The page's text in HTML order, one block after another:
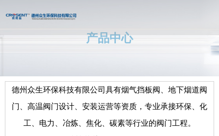
产品中心
您的位置 : 首页/产品 /电动液压插板阀 /DN>1000 烟道电动插板阀
烟气挡板门 克劳森定制 闸板阀 零泄漏 耐高温
德州众生环保科技有限公司具有烟气挡板阀、地下烟道阀
门、高温阀门设计、安装运营等资质，专业承接环保、化
工、电力、冶炼、焦化、碳素等行业的阀门工程。